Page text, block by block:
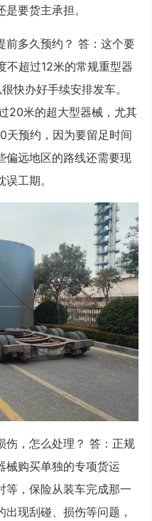
要货主承担。
前多久预约？ 答：这个要
不超过12米的常规重型器
快办好手续安排发车。
20米的超大型器械，尤其
天预约，因为要留足时间
偏远地区的路线还需要现
工期。
伤，怎么处理？ 答：正规
械购买单独的专项货运
等，保险从装车完成那一
现刮碰、损伤等问题，